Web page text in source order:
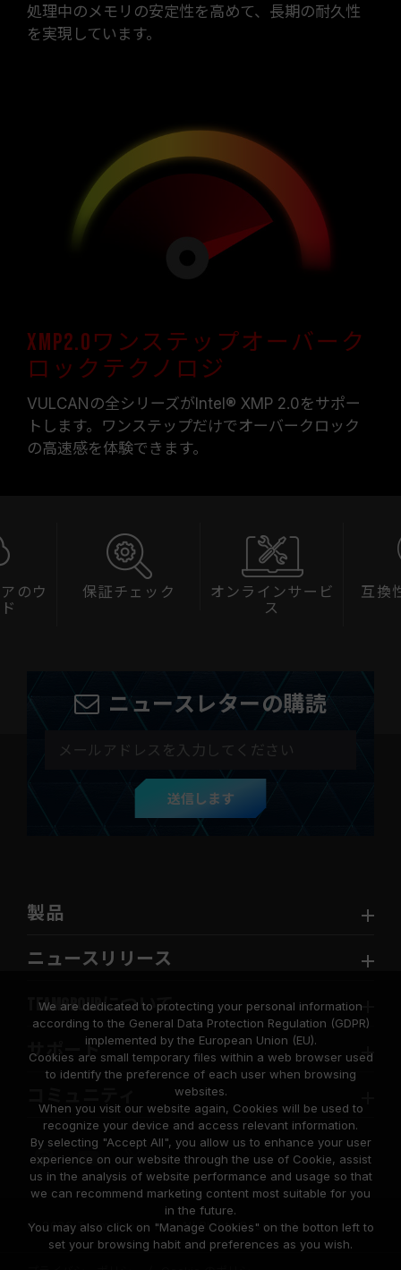
処理中のメモリの安定性を高めて、長期の耐久性
を実現しています。
XMP2.0ワンステップオーバーク
ロックテクノロジ
VULCANの全シリーズがIntel® XMP 2.0をサポー
トします。ワンステップだけでオーバークロック
の高速感を体験できます。
のウ
保証チェック
オンラインサービ
ス
互換
ニュースレターの購読
送信します
製品
ニュースリリース
TEAMGROUPについて
サポート
© 2026 Team Group Inc. All Rights Reserved.
We are dedicated to protecting your personal information
according to the General Data Protection Regulation (GDPR)
implemented by the European Union (EU).
Cookies are small temporary files within a web browser used
to identify the preference of each user when browsing
websites.
When you visit our website again, Cookies will be used to
recognize your device and access relevant information.
By selecting "Accept All", you allow us to enhance your user
experience on our website through the use of Cookie, assist
us in the analysis of website performance and usage so that
we can recommend marketing content most suitable for you
in the future.
You may also click on "Manage Cookies" on the botton left to
set your browsing habit and preferences as you wish.